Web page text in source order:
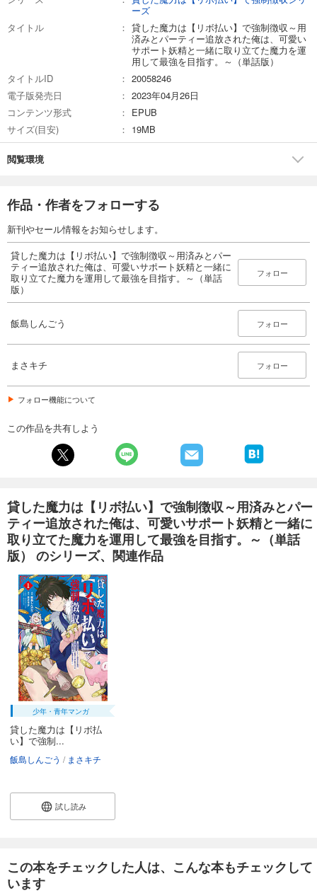
カート
あらすじを表示する
132
165円 (税込)
165円 (税込)
カート
試し読み
あらすじを表示する
円 (税込)
貸した魔力は【リボ払い】で強制徴収～用済みとパーティー追放された俺は、可愛いサポート妖精と一緒に取り立てた魔力を運用して最強を目指す。～（単話版）第28話
165円 (税込)
あらすじを表示する
165円 (税込)
あらすじを表示する
ーズ
タイトル
貸した魔力は【リボ払い】で強制徴収～用
済みとパーティー追放された俺は、可愛い
サポート妖精と一緒に取り立てた魔力を運
用して最強を目指す。～（単話版）
タイトルID
20058246
電子版発売日
2023年04月26日
コンテンツ形式
EPUB
サイズ(目安)
19MB
閲覧環境
作品・作者をフォローする
新刊やセール情報をお知らせします。
貸した魔力は【リボ払い】で強制徴収～用済みとパー
ティー追放された俺は、可愛いサポート妖精と一緒に
取り立てた魔力を運用して最強を目指す。～（単話
版）
フォロー
飯島しんごう フォロー
まさキチ フォロー
フォロー機能について
この作品を共有しよう
貸した魔力は【リボ払い】で強制徴収～用済みとパー
ティー追放された俺は、可愛いサポート妖精と一緒に
取り立てた魔力を運用して最強を目指す。～（単話
版） のシリーズ、関連作品
少年・青年マンガ
貸した魔力は【リボ払
い】で強制...
飯島しんごう まさキチ
試し読み
この本をチェックした人は、こんな本もチェックして
います